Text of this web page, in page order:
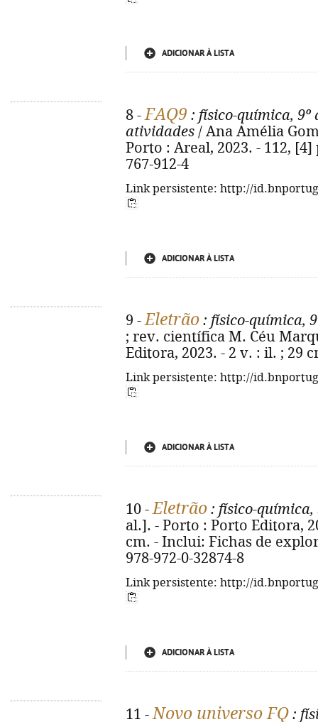
ADICIONAR À LISTA
8 -FAQ9 : físico-química, 9º
atividades / Ana Amélia
Porto : Areal, 2023. - 112, [4]
767-912-4
Link persistente: http://
ADICIONAR À LISTA
9 -Eletrão : físico-química,
; rev. científica M. Céu
Editora, 2023. - 2 v. : il. ; 29
Link persistente: http://
ADICIONAR À LISTA
10 -Eletrão : físico-química,
al.]. - Porto : Porto Editora,
cm. - Inclui: Fichas de
978-972-0-32874-8
Link persistente: http://
ADICIONAR À LISTA
11 -Novo universo FQ :